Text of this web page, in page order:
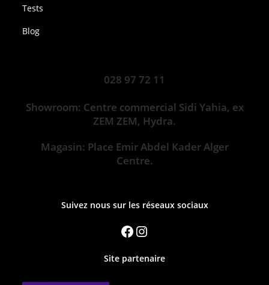
Tests
Blog
028 97 72 11
Showroom: Centre commercial Sidi Yahia, ex
ZEM ZEM, Hydra.
Magasin: Place Emir Abdel Kader Alger
Centre.
Suivez nous sur les réseaux sociaux
Site partenaire